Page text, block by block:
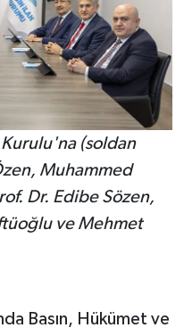
Kurulu'na (soldan
Muhammed
Dr. Edibe Sözen,
ve Mehmet
Basın, Hükümet ve